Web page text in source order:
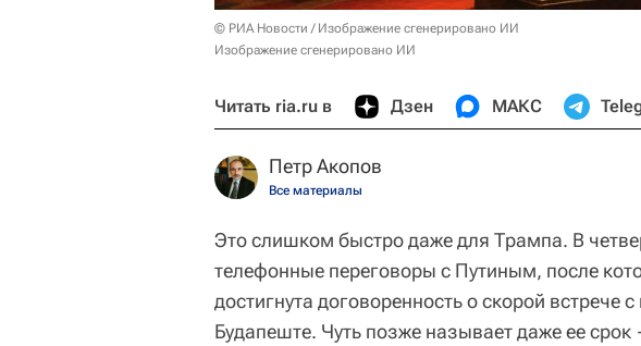
© РИА Новости / Изображение сгенерировано ИИ
Изображение сгенерировано ИИ
Читать ria.ru в Дзен МАКС
Петр Акопов
Все материалы
Это слишком быстро даже для Трампа. В
телефонные переговоры с Путиным, после
достигнута договоренность о скорой встрече
Будапеште. Чуть позже называет даже ее